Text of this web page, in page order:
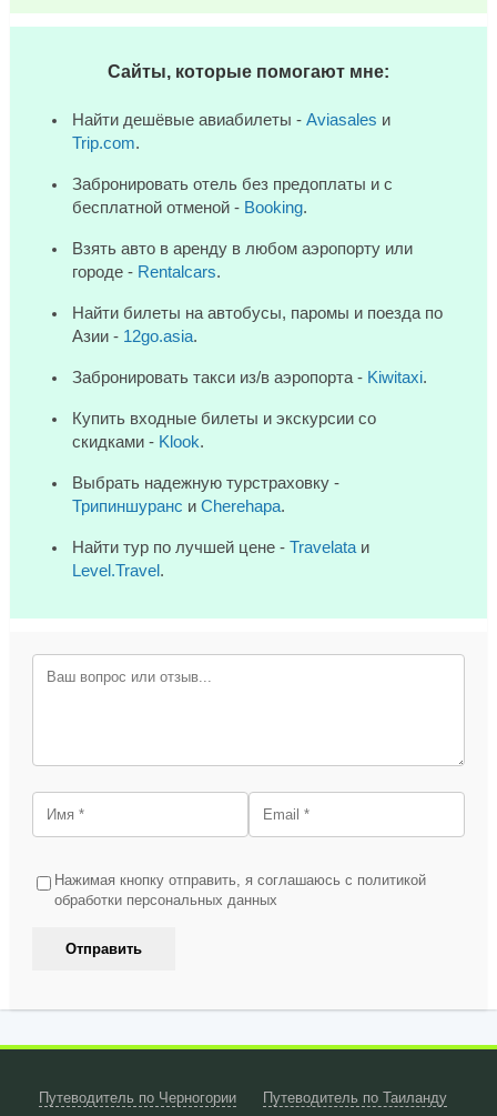
Сайты, которые помогают мне:
Найти дешёвые авиабилеты - Aviasales и
Trip.com.
Забронировать отель без предоплаты и с
бесплатной отменой - Booking.
Взять авто в аренду в любом аэропорту или
городе - Rentalcars.
Найти билеты на автобусы, паромы и поезда по
Азии - 12go.asia.
Забронировать такси из/в аэропорта - Kiwitaxi.
Купить входные билеты и экскурсии со
скидками - Klook.
Выбрать надежную турстраховку -
Трипиншуранс и Cherehapa.
Найти тур по лучшей цене - Travelataи
Level.Travel .
Нажимая кнопку отправить, я соглашаюсь с политикой
обработки персональных данных
Путеводитель по Черногории Путеводитель по Таиланду